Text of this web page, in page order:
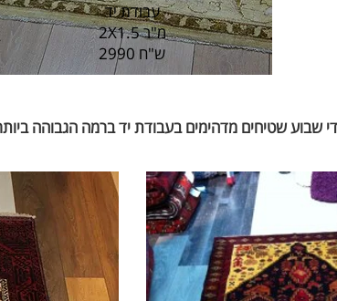
עבודת יד
2X1.5 מ"ר
2990 ש"ח
שבוע שטיחים מדהימים בעבודת יד ברמה הגבוהה